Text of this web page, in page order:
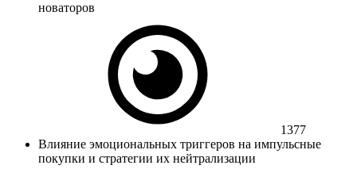
новаторов
1377
Влияние эмоциональных триггеров на импульсные
покупки и стратегии их нейтрализации